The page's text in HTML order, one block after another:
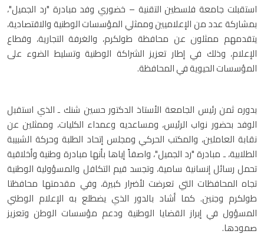
استقبلت جامعة فلسطين التقنية – خضوري وفد مبادرة "رد الجميل"،
بمشاركة عدد من الإعلاميين وممثلي المؤسسات الوطنية والاقتصادية،
يتقدمهم ممثلون عن محافظة طولكرم، والغرفة التجارية، وقطاع
الإعلام، وذلك في إطار تعزيز الشراكة الوطنية وتسليط الضوء على
المؤسسات الحيوية في المحافظة.
بدوره ثمن رئيس الجامعة الأستاذ الدكتور حسين شنك ـ الذي استقبل
الوفد بحضور نواب الرئيس، ومساعديه وعمداء الكليات، وممثلين عن
نقابة العاملين، والمكتب الحركي ومجلس إتحاد الطلبة وحركة الشبيبة
الطلابية، ـ مبادرة "رد الجميل"، واصفاً إياها بأنها مبادرة وطنية وأخلاقية
تحمل رسائل إنسانية سامية، وتجسد قيم التكافل والمسؤولية الوطنية
تجاه المحافظات التي تعرضت لأضرار كبيرة، وفي مقدمتها محافظتا
طولكرم وجنين. كما أشاد بالدور الذي يضطلع به الإعلام الوطني
المسؤول في إبراز القضايا الوطنية ودعم مؤسسات الوطن وتعزيز
صمودها.